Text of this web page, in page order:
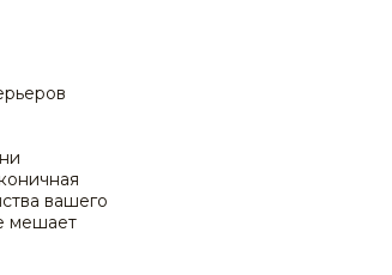
вашего
мешает